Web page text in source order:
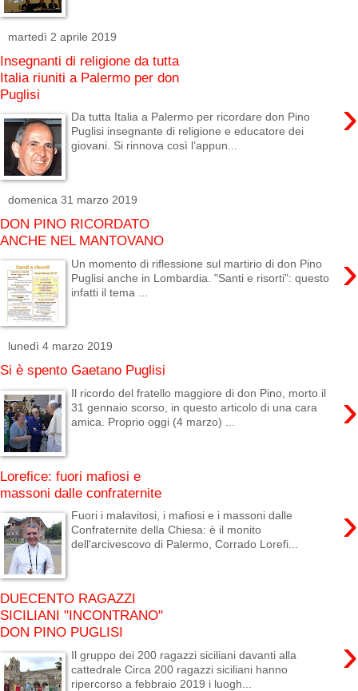
martedì 2 aprile 2019
Insegnanti di religione da tutta
Italia riuniti a Palermo per don
Puglisi
›
Da tutta Italia a Palermo per ricordare don Pino
Puglisi insegnante di religione e educatore dei
giovani. Si rinnova così l’appun...
domenica 31 marzo 2019
DON PINO RICORDATO
ANCHE NEL MANTOVANO
›
Un momento di riflessione sul martirio di don Pino
Puglisi anche in Lombardia. "Santi e risorti": questo
infatti il tema ...
lunedì 4 marzo 2019
Si è spento Gaetano Puglisi
›
Il ricordo del fratello maggiore di don Pino, morto il
31 gennaio scorso, in questo articolo di una cara
amica. Proprio oggi (4 marzo) ...
Lorefice: fuori mafiosi e
massoni dalle confraternite
›
Fuori i malavitosi, i mafiosi e i massoni dalle
Confraternite della Chiesa: è il monito
dell'arcivescovo di Palermo, Corrado Lorefi...
DUECENTO RAGAZZI
SICILIANI "INCONTRANO"
DON PINO PUGLISI
›
Il gruppo dei 200 ragazzi siciliani davanti alla
cattedrale Circa 200 ragazzi siciliani hanno
ripercorso a febbraio 2019 i luogh...